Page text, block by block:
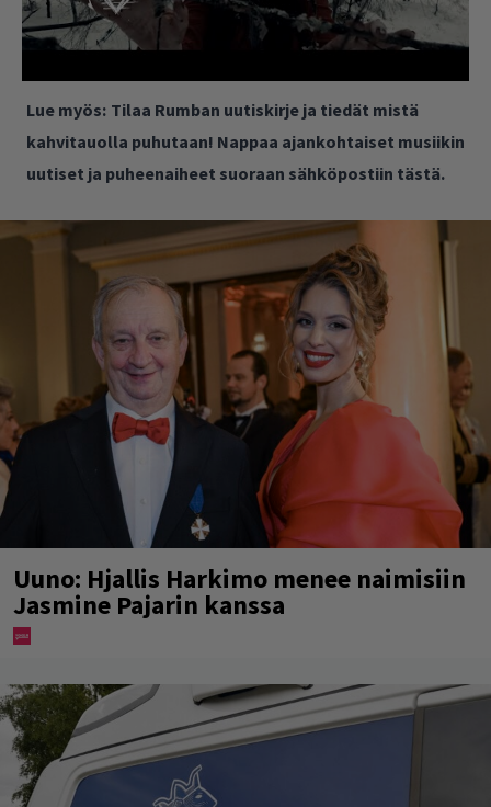
Lue myös: Tilaa Rumban uutiskirje ja tiedät mistä
kahvitauolla puhutaan! Nappaa ajankohtaiset musiikin
uutiset ja puheenaiheet suoraan sähköpostiin tästä.
Uuno: Hjallis Harkimo menee naimisiin
Jasmine Pajarin kanssa